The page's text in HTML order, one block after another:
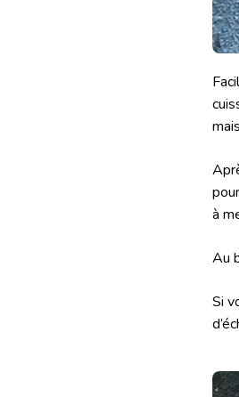
à
Au
Si